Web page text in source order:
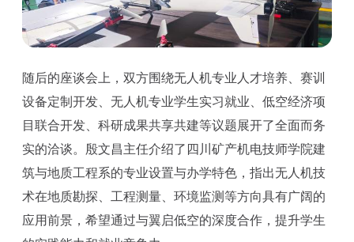
随后的座谈会上，双方围绕无人机专业人才培养、赛训
设备定制开发、无人机专业学生实习就业、低空经济项
目联合开发、科研成果共享共建等议题展开了全面而务
实的洽谈。殷文昌主任介绍了四川矿产机电技师学院建
筑与地质工程系的专业设置与办学特色，指出无人机技
术在地质勘探、工程测量、环境监测等方向具有广阔的
应用前景，希望通过与翼启低空的深度合作，提升学生